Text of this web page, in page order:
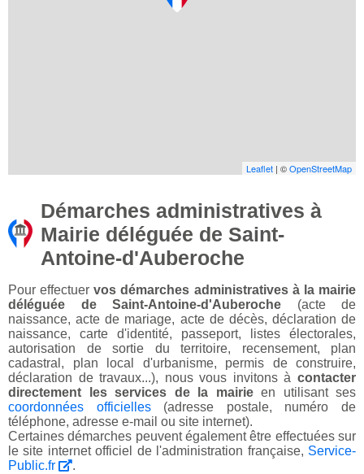
Leaflet | ©OpenStreetMap
Démarches administratives à
Mairie déléguée de Saint-
Antoine-d'Auberoche
Pour effectuervos démarches administratives à la mairie
déléguée de Saint-Antoine-d'Auberoche (acte de
naissance, acte de mariage, acte de décès, déclaration de
naissance, carte d'identité, passeport, listes électorales,
autorisation de sortie du territoire, recensement, plan
cadastral, plan local d'urbanisme, permis de construire,
déclaration de travaux...), nous vous invitons à contacter
directement les services de la mairieen utilisant ses
coordonnées officielles(adresse postale, numéro de
téléphone, adresse e-mail ou site internet).
Certaines démarches peuvent également être effectuées sur
le site internet officiel de l'administration française, Service-
Public.fr
.